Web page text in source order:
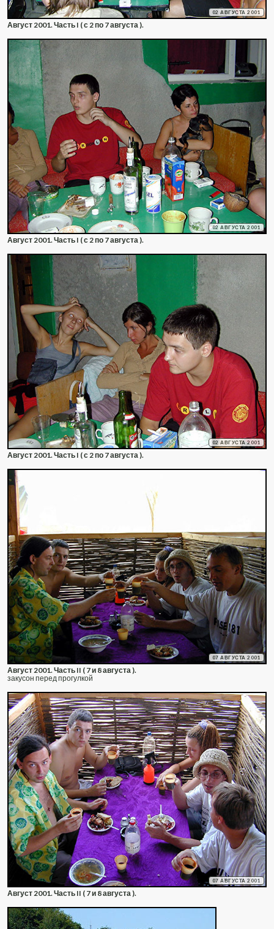
02 АВГУСТА 2001
Август 2001. Часть I ( с 2 по 7 августа ).
02 АВГУСТА 2001
Август 2001. Часть I ( с 2 по 7 августа ).
02 АВГУСТА 2001
Август 2001. Часть I ( с 2 по 7 августа ).
07 АВГУСТА 2001
Август 2001. Часть II ( 7 и 8 августа ).
закусон перед прогулкой
07 АВГУСТА 2001
Август 2001. Часть II ( 7 и 8 августа ).